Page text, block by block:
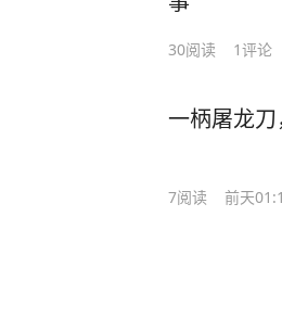
30阅读 1评论
一柄屠龙
7阅读 前天